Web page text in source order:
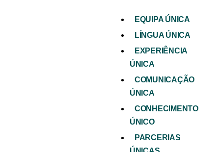
EQUIPA ÚNICA
LÍNGUA ÚNICA
EXPERIÊNCIA
ÚNICA
COMUNICAÇÃO
ÚNICA
CONHECIMENTO
ÚNICO
PARCERIAS